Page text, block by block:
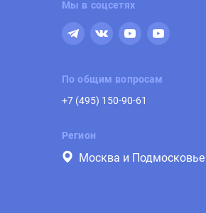
Мы в соцсетях
По общим вопросам
+7 (495) 150-90-61
Регион
Москва и Подмосковье